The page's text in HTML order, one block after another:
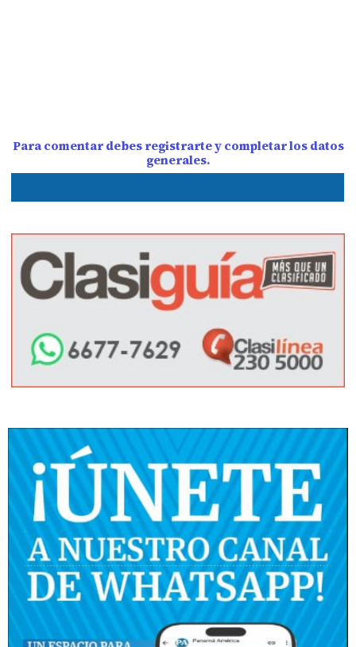
Para comentar debes registrarte y completar los datos
generales.